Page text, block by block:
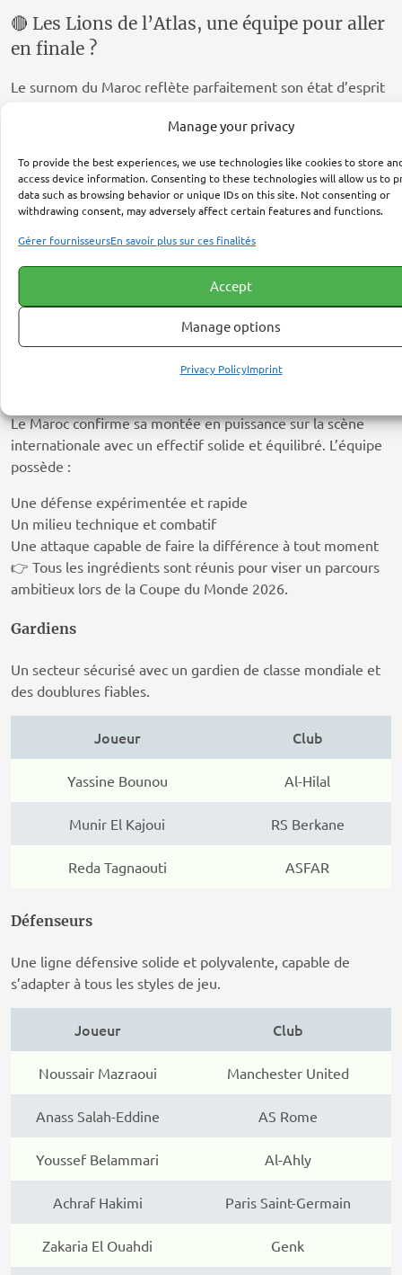
Manage your privacy
To provide the best experiences, we use technologies like cookies to store
access device information. Consenting to these technologies will allow us to
data such as browsing behavior or unique IDs on this site. Not consenting or
withdrawing consent, may adversely affect certain features and functions.
Gérer fournisseursEn savoir plus sur ces finalités
Accept
Manage options
Privacy PolicyImprint
🔴 Les Lions de l’Atlas, une équipe pour aller
en finale ?
Le surnom du Maroc reflète parfaitement son état d’esprit
Une génération talentueuse
Une progression constante
Une capacité à battre de grandes équipes
Même si l’objectif principal reste les quarts ou demi-finales,
une finale n’est pas impossible.
Le Maroc confirme sa montée en puissance sur la scène
internationale avec un effectif solide et équilibré. L’équipe
possède :
Une défense expérimentée et rapide
Un milieu technique et combatif
Une attaque capable de faire la différence à tout moment
👉 Tous les ingrédients sont réunis pour viser un parcours
ambitieux lors de la Coupe du Monde 2026.
Gardiens
Un secteur sécurisé avec un gardien de classe mondiale et
des doublures fiables.
Joueur Club
Yassine Bounou Al-Hilal
Munir El Kajoui RS Berkane
Reda Tagnaouti ASFAR
Défenseurs
Une ligne défensive solide et polyvalente, capable de
s’adapter à tous les styles de jeu.
Joueur Club
Noussair Mazraoui Manchester United
Anass Salah-Eddine AS Rome
Youssef Belammari Al-Ahly
Achraf Hakimi Paris Saint-Germain
Zakaria El Ouahdi Genk